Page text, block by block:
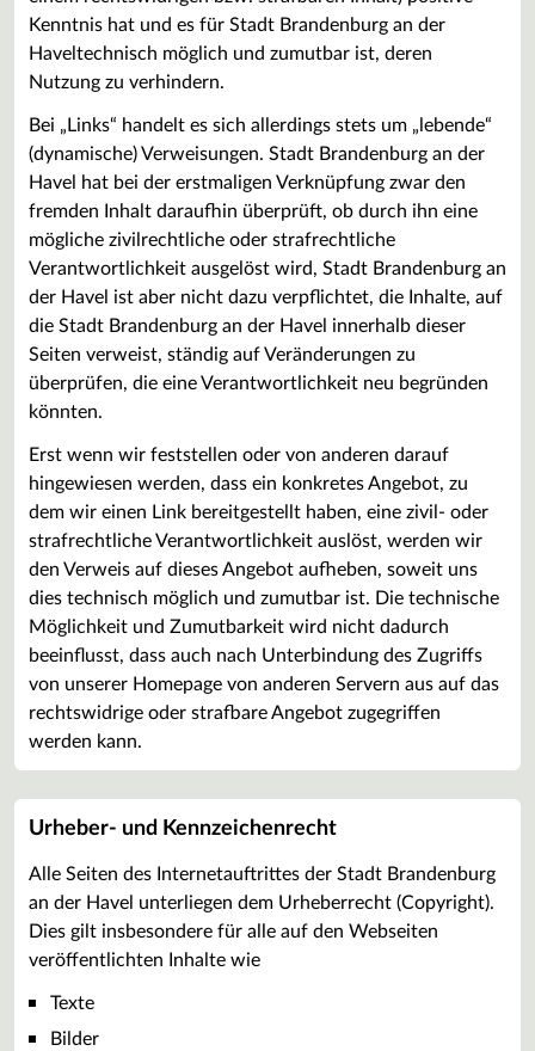
Kenntnis hat und es für Stadt Brandenburg an der
Haveltechnisch möglich und zumutbar ist, deren
Nutzung zu verhindern.
Bei „Links“ handelt es sich allerdings stets um „lebende“
(dynamische) Verweisungen. Stadt Brandenburg an der
Havel hat bei der erstmaligen Verknüpfung zwar den
fremden Inhalt daraufhin überprüft, ob durch ihn eine
mögliche zivilrechtliche oder strafrechtliche
Verantwortlichkeit ausgelöst wird, Stadt Brandenburg an
der Havel ist aber nicht dazu verpflichtet, die Inhalte, auf
die Stadt Brandenburg an der Havel innerhalb dieser
Seiten verweist, ständig auf Veränderungen zu
überprüfen, die eine Verantwortlichkeit neu begründen
könnten.
Erst wenn wir feststellen oder von anderen darauf
hingewiesen werden, dass ein konkretes Angebot, zu
dem wir einen Link bereitgestellt haben, eine zivil- oder
strafrechtliche Verantwortlichkeit auslöst, werden wir
den Verweis auf dieses Angebot aufheben, soweit uns
dies technisch möglich und zumutbar ist. Die technische
Möglichkeit und Zumutbarkeit wird nicht dadurch
beeinflusst, dass auch nach Unterbindung des Zugriffs
von unserer Homepage von anderen Servern aus auf das
rechtswidrige oder strafbare Angebot zugegriffen
werden kann.
Urheber- und Kennzeichenrecht
Alle Seiten des Internetauftrittes der Stadt Brandenburg
an der Havel unterliegen dem Urheberrecht (Copyright).
Dies gilt insbesondere für alle auf den Webseiten
veröffentlichten Inhalte wie
Texte
Bilder